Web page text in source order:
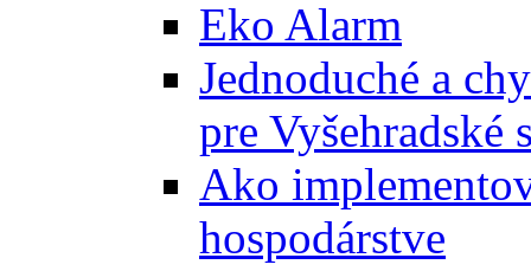
Eko Alarm
Jednoduché a
pre Vyšehradské
Ako
hospodárstve